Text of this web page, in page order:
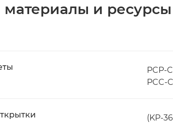
материалы и ресурсы
PCP-
PCC-
(KP-